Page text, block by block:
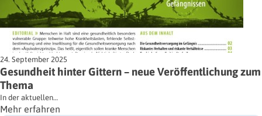
24. September 2025
Gesundheit hinter Gittern – neue Veröffentlichung zum
Thema
In der aktuellen…
Mehr erfahren